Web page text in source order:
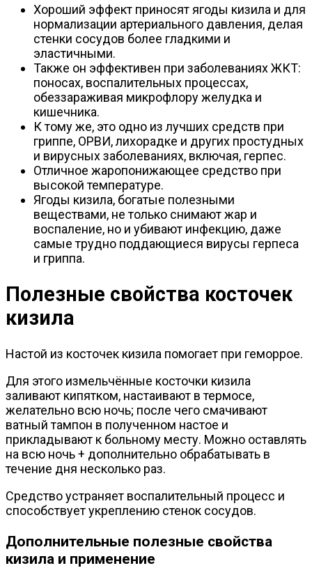
Хороший эффект приносят ягоды кизила и для
нормализации артериального давления, делая
стенки сосудов более гладкими и
эластичными.
Также он эффективен при заболеваниях ЖКТ:
поносах, воспалительных процессах,
обеззараживая микрофлору желудка и
кишечника.
К тому же, это одно из лучших средств при
гриппе, ОРВИ, лихорадке и других простудных
и вирусных заболеваниях, включая, герпес.
Отличное жаропонижающее средство при
высокой температуре.
Ягоды кизила, богатые полезными
веществами, не только снимают жар и
воспаление, но и убивают инфекцию, даже
самые трудно поддающиеся вирусы герпеса
и гриппа.
Полезные свойства косточек
кизила
Настой из косточек кизила помогает при геморрое.
Для этого измельчённые косточки кизила
заливают кипятком, настаивают в термосе,
желательно всю ночь; после чего смачивают
ватный тампон в полученном настое и
прикладывают к больному месту. Можно оставлять
на всю ночь + дополнительно обрабатывать в
течение дня несколько раз.
Средство устраняет воспалительный процесс и
способствует укреплению стенок сосудов.
Дополнительные полезные свойства
кизила и применение